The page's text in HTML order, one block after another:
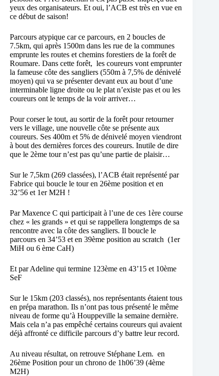
yeux des organisateurs. Et oui, l’ACB est très en vue en
ce début de saison!
Parcours atypique car ce parcours, en 2 boucles de
7.5km, qui après 1500m dans les rue de la communes
emprunte les routes et chemins forestiers de la forêt de
Roumare. Dans cette forêt, les coureurs vont emprunter
la fameuse côte des sangliers (550m à 7,5% de dénivelé
moyen) qui va se présenter devant eux au bout d’une
interminable ligne droite ou le plat n’existe pas et ou les
coureurs ont le temps de la voir arriver…
Pour corser le tout, au sortir de la forêt pour retourner
vers le village, une nouvelle côte se présente aux
coureurs. Ses 400m et 5% de dénivelé moyen viendront
à bout des dernières forces des coureurs. Inutile de dire
que le 2ème tour n’est pas qu’une partie de plaisir…
Sur le 7,5km (269 classées), l’ACB était représenté par
Fabrice qui boucle le tour en 26ème position et en
32’56 et 1er M2H !
Par Maxence C qui participait à l’une de ces 1ère course
chez « les grands » et qui se rappellera longtemps de sa
rencontre avec la côte des sangliers. Il boucle le
parcours en 34’53 et en 39ème position au scratch (1er
MiH ou 6 ème CaH)
Et par Adeline qui termine 123ème en 43’15 et 10ème
SeF
Sur le 15km (203 classés), nos représentants étaient tous
en prépa marathon. Ils n’ont pas tous présenté le même
niveau de forme qu’à Houppeville la semaine dernière.
Mais cela n’a pas empêché certains coureurs qui avaient
déjà affronté ce difficile parcours d’y battre leur record.
Au niveau résultat, on retrouve Stéphane Lem. en
26ème Position pour un chrono de 1h06’39 (4ème
M2H)